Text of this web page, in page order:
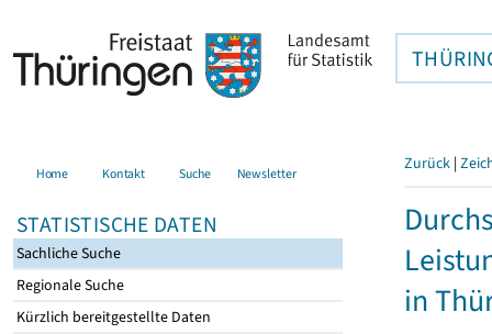
Home Kontakt Suche Newsletter
STATISTISCHE DATEN
Sachliche Suche
Regionale Suche
Kürzlich bereitgestellte Daten
Zurück |
in